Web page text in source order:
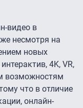
видео в
несмотря на
новых
4K, VR,
возможностям
что в отличие
онлайн-